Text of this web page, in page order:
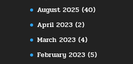
August 2025 (40)
April 2023 (2)
March 2023 (4)
February 2023 (5)